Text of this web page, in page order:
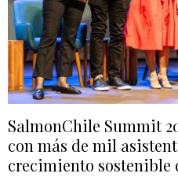
SalmonChile Summit
con más de mil
crecimiento sostenible